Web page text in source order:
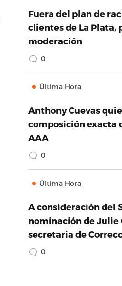
Fuera del plan de
clientes de La Plata,
moderación
0
Última Hora
Anthony Cuevas
composición exacta
AAA
0
Última Hora
A consideración del
nominación de Julie
secretaria de
0